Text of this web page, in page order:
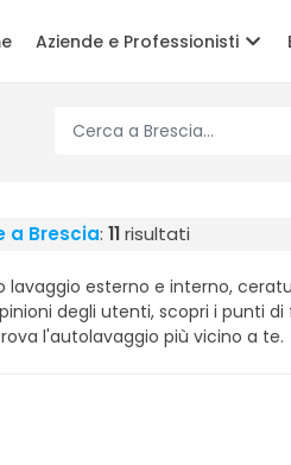
Aziende e Professionisti
a Brescia: 11risultati
esterno e interno,
degli utenti, scopri i punti
l'autolavaggio più vicino a te.